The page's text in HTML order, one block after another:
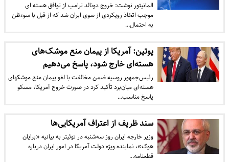
​المانیتور نوشت: خروج دونالد ترامپ از توافق هسته ای
موجب اتخاذ رویکردی از سوی ایران شد که از قبل با سوءظن
به احتمال…
پوتین: آمریکا از پیمان منع موشک‌های
هسته‌ای خارج شود، پاسخ می‌دهیم
رئیس‌جمهور روسیه ضمن مخالفت با لغو پیمان منع موشکهای
هسته‌ای میان‌برد تأکید کرد در صورت خروج آمریکا، مسکو
پاسخ مناسب…
سند ظریف از اعتراف آمریکایی‌ها
وزیر خارجه ایران روز سه‌شنبه در توئیتر به بیانیه «برایان
هوک»، نماینده ویژه دولت آمریکا در امور ایران درباره
قطعنامه…